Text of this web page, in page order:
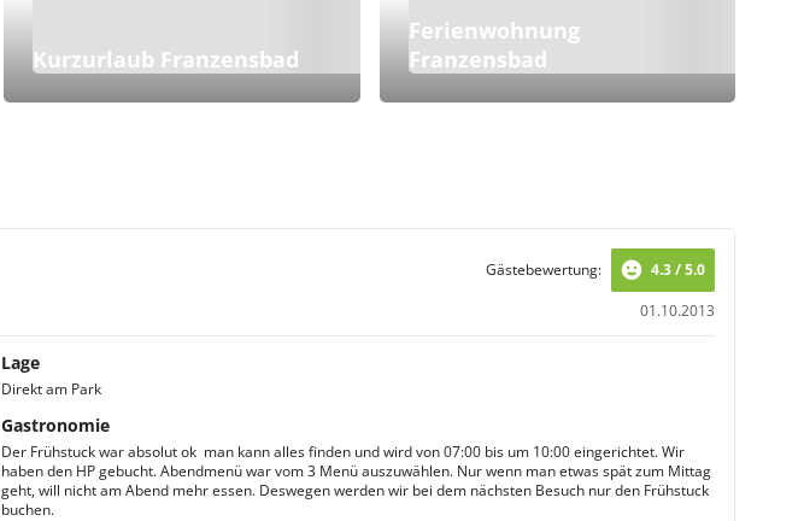
Kurzurlaub Franzensbad
Ferienwohnung
Franzensbad
01.10.2013
Gästebewertung: 4.3 / 5.0
Lage
Direkt am Park
Gastronomie
Der Frühstuck war absolut ok  man kann alles finden und wird von 07:00 bis um 10:00 eingerichtet. Wir
haben den HP gebucht. Abendmenü war vom 3 Menü auszuwählen. Nur wenn man etwas spät zum Mittag
geht, will nicht am Abend mehr essen. Deswegen werden wir bei dem nächsten Besuch nur den Frühstuck
buchen.